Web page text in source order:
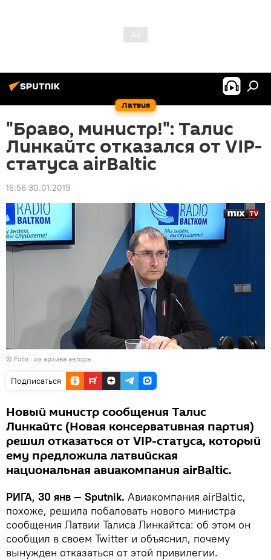
Латвия
"Браво, министр!": Талис
Линкайтс отказался от VIP-
статуса airBaltic
16:56 30.01.2019
© Foto : из архива автора
Подписаться
Новый министр сообщения Талис
Линкайтс (Новая консервативная партия)
решил отказаться от VIP-статуса, который
ему предложила латвийская
национальная авиакомпания airBaltic.
РИГА, 30 янв — Sputnik. Авиакомпания airBaltic,
похоже, решила побаловать нового министра
сообщения Латвии Талиса Линкайтса: об этом он
сообщил в своем Twitter и объяснил, почему
вынужден отказаться от этой привилегии.